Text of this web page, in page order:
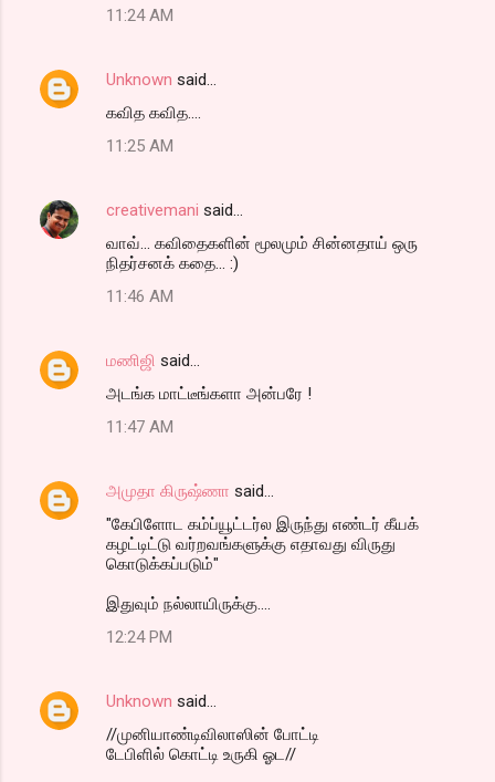
11:24 AM
Unknown said…
கவித கவித....
11:25 AM
creativemani said…
வாவ்... கவிதைகளின் மூலமும் சின்னதாய் ஒரு
நிதர்சனக் கதை... :)
11:46 AM
மணிஜி said…
அடங்க மாட்டீங்களா அன்பரே !
11:47 AM
அமுதா கிருஷ்ணா said…
"கேபிளோட கம்ப்யூட்டர்ல இருந்து எண்டர் கீயக்
கழட்டிட்டு வர்றவங்களுக்கு எதாவது விருது
கொடுக்கப்படும்"
இதுவும் நல்லாயிருக்கு....
12:24 PM
Unknown said…
//முனியாண்டிவிலாஸின் போட்டி
டேபிளில் கொட்டி உருகி ஓட//